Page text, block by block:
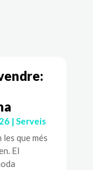
| Serveis
les que més
El